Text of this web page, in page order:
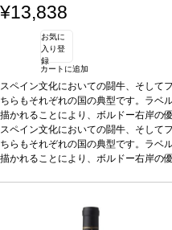
¥13,838
お気に
入り登
録
カートに追加
スペイン文化においての闘牛、そして
ちらもそれぞれの国の典型です。ラベ
描かれることにより、ボルドー右岸の
重層を生み出します。砂地のトラック
ドーのテロワールの力強い基盤も表現
テイスティングノートボルドーで最も
を使用した、このサンテミリオン・グ
る。濃いガーネット色で、ベリー類と
で風味の良い味わいで、リフレッシュ
今から20年間が飲み頃
て中国を去り、1986年肖像画で成功
ビエンナーレへの称賛された貢献は国
飲む2時間前にデキャンタージュする
スペイン文化においての闘牛、そして
ちらもそれぞれの国の典型です。ラベ
描かれることにより、ボルドー右岸の
る。濃いガーネット色で、ベリー類と
放つ。メルローとカベルネ・フランの